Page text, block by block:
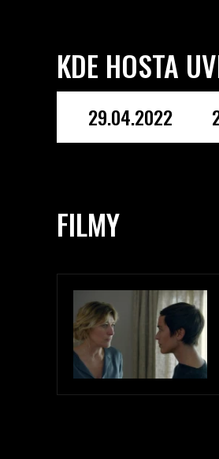
KDE HOSTA
29.04.2022
FILMY